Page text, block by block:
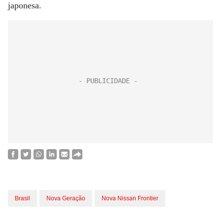
japonesa.
Brasil Nova Geração Nova Nissan Frontier